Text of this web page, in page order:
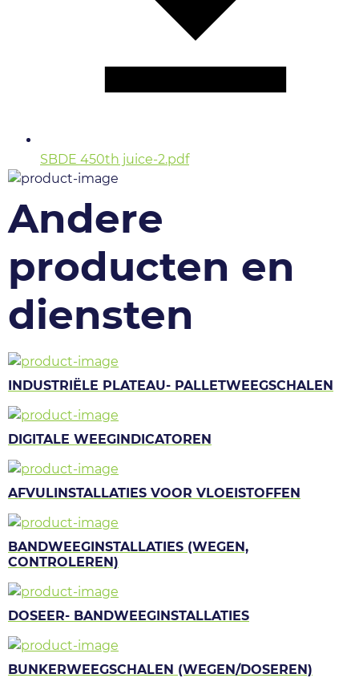
SBDE 450th juice-2.pdf
Andere
producten en
diensten
INDUSTRIËLE PLATEAU- PALLETWEEGSCHALEN
DIGITALE WEEGINDICATOREN
AFVULINSTALLATIES VOOR VLOEISTOFFEN
BANDWEEGINSTALLATIES (WEGEN,
CONTROLEREN)
DOSEER- BANDWEEGINSTALLATIES
BUNKERWEEGSCHALEN (WEGEN/DOSEREN)